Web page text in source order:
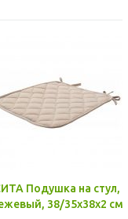
Подушка на стул,
38/35x38x2 см